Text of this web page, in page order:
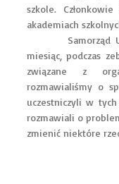
szkole.
akademiach
Samorząd
miesiąc, podczas
związane z
rozmawialiśmy o
uczestniczyli w tych
rozmawiali o
zmienić niektóre